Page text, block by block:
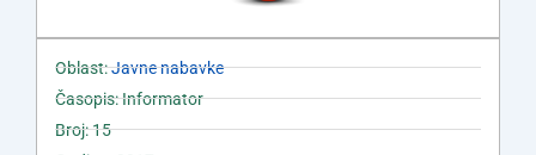
Oblast:Javne nabavke
Časopis: Informator
Broj: 15